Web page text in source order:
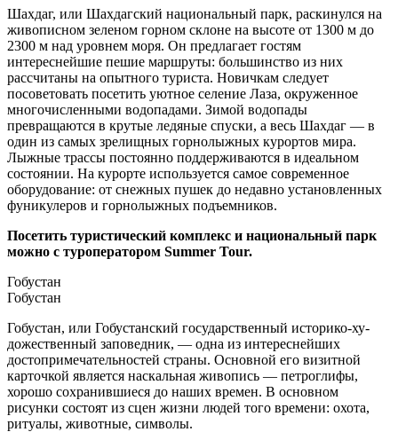
Шахдаг, или Шахдагский национальный парк, раскинулся на
живописном зеленом горном склоне на высоте от 1300 м до
2300 м над уровнем моря. Он предлагает гостям
интереснейшие пешие маршруты: большинство из них
рассчитаны на опытного туриста. Новичкам следует
посоветовать посетить уютное селение Лаза, окруженное
многочисленными водопадами. Зимой водопады
превращаются в крутые ледяные спуски, а весь Шахдаг — в
один из самых зрелищных горнолыжных курортов мира.
Лыжные трассы постоянно поддерживаются в идеальном
состоянии. На курорте используется самое современное
оборудование: от снежных пушек до недавно установленных
фуникулеров и горнолыжных подъемников.
Посетить туристический комплекс и национальный парк
можно с туроператором Summer Tour.
Гобустан
Гобустан
Гобустан, или Гобустанский государственный исто­ри­ко-ху­
дожественный заповедник, — одна из интереснейших
достопримечательностей страны. Основной его визитной
карточкой является наскальная живопись — петроглифы,
хорошо сохранившиеся до наших времен. В основном
рисунки состоят из сцен жизни людей того времени: охота,
ритуалы, животные, символы.